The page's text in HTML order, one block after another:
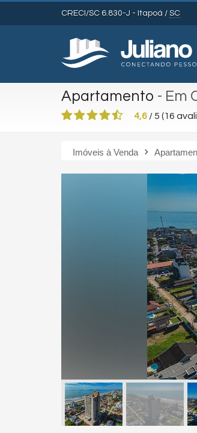
CRECI/SC 6.830-J - Itapoá / SC
Apartamento - Em
4,6 /5 (16
Imóveis à Venda